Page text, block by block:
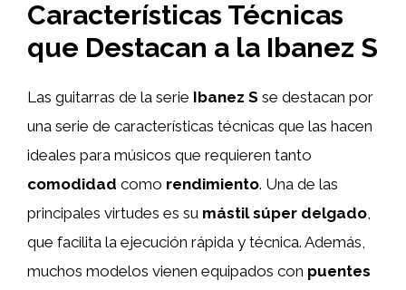
Características Técnicas
que Destacan a la Ibanez S
Las guitarras de la serie Ibanez S se destacan por
una serie de características técnicas que las hacen
ideales para músicos que requieren tanto
comodidad como rendimiento. Una de las
principales virtudes es su mástil súper delgado,
que facilita la ejecución rápida y técnica. Además,
muchos modelos vienen equipados con puentes